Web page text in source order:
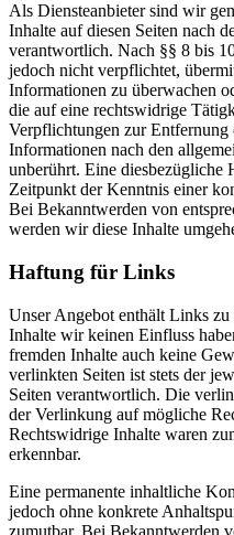
Als Diensteanbieter sind wir
Inhalte auf diesen Seiten nach
verantwortlich. Nach §§ 8 bis
jedoch nicht verpflichtet,
Informationen zu überwachen
die auf eine rechtswidrige
Verpflichtungen zur
Informationen nach den
unberührt. Eine diesbezügliche
Zeitpunkt der Kenntnis einer
Bei Bekanntwerden von
werden wir diese Inhalte
Haftung für Links
Unser Angebot enthält Links zu
Inhalte wir keinen Einfluss
fremden Inhalte auch keine
verlinkten Seiten ist stets der
Seiten verantwortlich. Die
der Verlinkung auf mögliche
Rechtswidrige Inhalte waren
erkennbar.
Eine permanente inhaltliche
jedoch ohne konkrete
zumutbar. Bei Bekanntwerden